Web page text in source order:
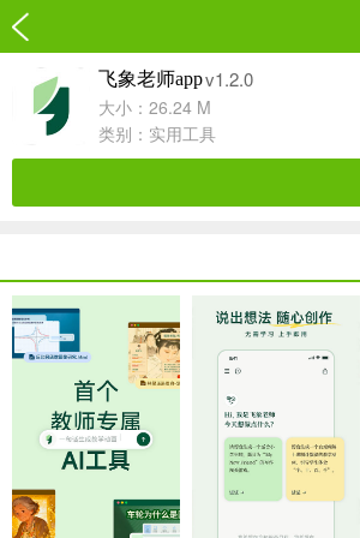
飞象老师appv1.2.0
大小：26.24 M
类别： 实用工具